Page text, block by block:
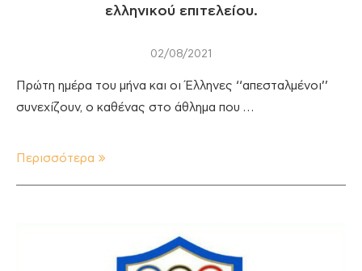
ελληνικού επιτελείου.
02/08/2021
Πρώτη ημέρα του μήνα και οι Έλληνες ‘‘απεσταλμένοι’’
συνεχίζουν, ο καθένας στο άθλημα που …
Περισσότερα